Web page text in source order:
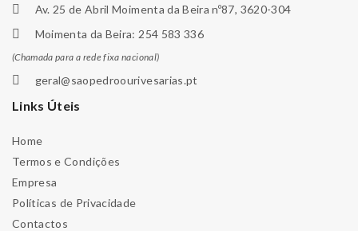
Av. 25 de Abril Moimenta da Beira nº87, 3620-304
Moimenta da Beira: 254 583 336
(Chamada para a rede fixa nacional)
geral@saopedroourivesarias.pt
Links Úteis
Home
Termos e Condições
Empresa
Políticas de Privacidade
Contactos